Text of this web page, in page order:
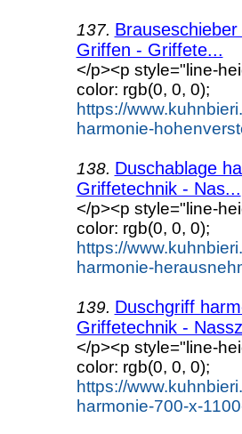
137.
Griffen - Griffete...
</p><p style="line-
color: rgb(0, 0, 0);
https://
harmonie-
138. Duschablage
Griffetechnik - Nas...
</p><p style="line-
color: rgb(0, 0, 0);
https://
harmonie-
139. Duschgriff
Griffetechnik -
</p><p style="line-
color: rgb(0, 0, 0);
https://
harmonie-700-x-